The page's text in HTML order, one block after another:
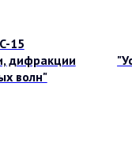
15
дифракции
волн"